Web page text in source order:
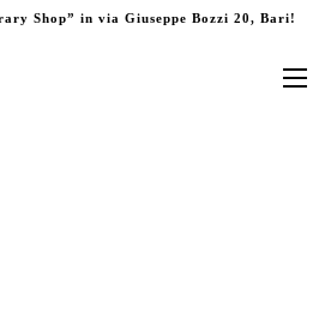
Shop” in via Giuseppe Bozzi 20, Bari!